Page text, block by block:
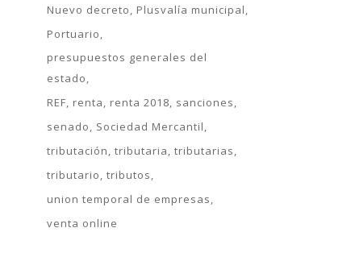
Nuevo decreto
Plusvalía municipal
Portuario
presupuestos generales del
estado
REF renta renta 2018 sanciones
senado
Sociedad Mercantil
tributación tributaria tributarias
tributario tributos
union temporal de empresas
venta online